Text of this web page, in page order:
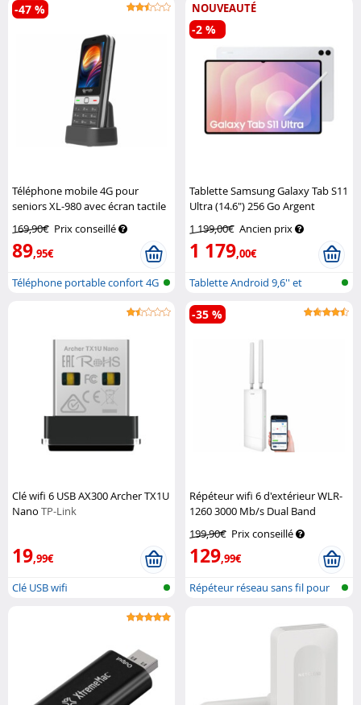
Téléphone mobile 4G pour
seniors XL-980 avec écran tactile
169,90€ Prix conseillé
89,95€
-47 %
Téléphone portable confort 4G
NOUVEAUTÉ
Tablette Samsung Galaxy Tab S11
Ultra (14.6") 256 Go Argent
1 199,00€ Ancien prix
1 179,00€
-2 %
Tablette Android 9,6'' et
supérieur
Clé wifi 6 USB AX300 Archer TX1U
Nano TP-Link
19,99€
Clé USB wifi
Répéteur wifi 6 d'extérieur WLR-
1260 3000 Mb/s Dual Band
199,90€ Prix conseillé
129,99€
-35 %
Répéteur réseau sans fil pour